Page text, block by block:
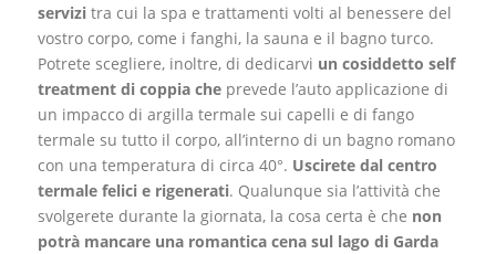
servizi tra cui la spa e trattamenti volti al benessere del
vostro corpo, come i fanghi, la sauna e il bagno turco.
Potrete scegliere, inoltre, di dedicarvi un cosiddetto self
treatment di coppia che prevede l’auto applicazione di
un impacco di argilla termale sui capelli e di fango
termale su tutto il corpo, all’interno di un bagno romano
con una temperatura di circa 40°. Uscirete dal centro
termale felici e rigenerati. Qualunque sia l’attività che
svolgerete durante la giornata, la cosa certa è che non
potrà mancare una romantica cena sul lago di Garda